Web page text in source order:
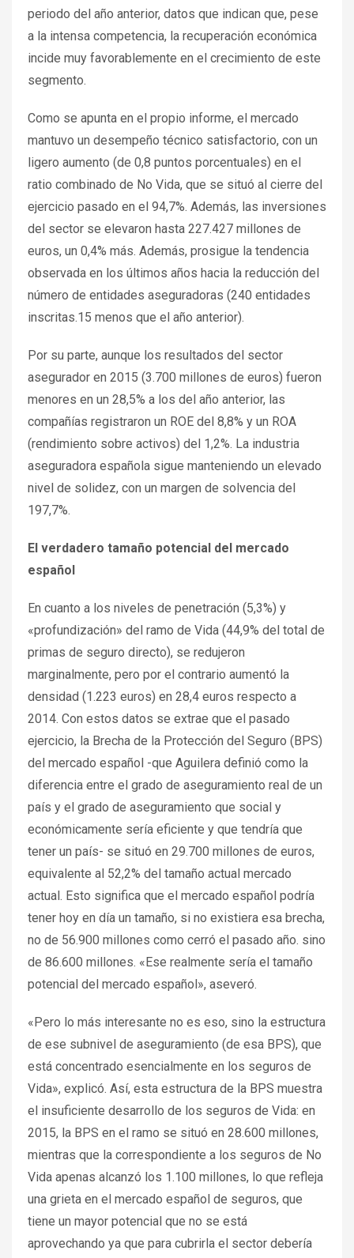
periodo del año anterior, datos que indican que, pese
a la intensa competencia, la recuperación económica
incide muy favorablemente en el crecimiento de este
segmento.
Como se apunta en el propio informe, el mercado
mantuvo un desempeño técnico satisfactorio, con un
ligero aumento (de 0,8 puntos porcentuales) en el
ratio combinado de No Vida, que se situó al cierre del
ejercicio pasado en el 94,7%. Además, las inversiones
del sector se elevaron hasta 227.427 millones de
euros, un 0,4% más. Además, prosigue la tendencia
observada en los últimos años hacia la reducción del
número de entidades aseguradoras (240 entidades
inscritas.15 menos que el año anterior).
Por su parte, aunque los resultados del sector
asegurador en 2015 (3.700 millones de euros) fueron
menores en un 28,5% a los del año anterior, las
compañías registraron un ROE del 8,8% y un ROA
(rendimiento sobre activos) del 1,2%. La industria
aseguradora española sigue manteniendo un elevado
nivel de solidez, con un margen de solvencia del
197,7%.
El verdadero tamaño potencial del mercado
español
En cuanto a los niveles de penetración (5,3%) y
«profundización» del ramo de Vida (44,9% del total de
primas de seguro directo), se redujeron
marginalmente, pero por el contrario aumentó la
densidad (1.223 euros) en 28,4 euros respecto a
2014. Con estos datos se extrae que el pasado
ejercicio, la Brecha de la Protección del Seguro (BPS)
del mercado español -que Aguilera definió como la
diferencia entre el grado de aseguramiento real de un
país y el grado de aseguramiento que social y
económicamente sería eficiente y que tendría que
tener un país- se situó en 29.700 millones de euros,
equivalente al 52,2% del tamaño actual mercado
actual. Esto significa que el mercado español podría
tener hoy en día un tamaño, si no existiera esa brecha,
no de 56.900 millones como cerró el pasado año. sino
de 86.600 millones. «Ese realmente sería el tamaño
potencial del mercado español», aseveró.
«Pero lo más interesante no es eso, sino la estructura
de ese subnivel de aseguramiento (de esa BPS), que
está concentrado esencialmente en los seguros de
Vida», explicó. Así, esta estructura de la BPS muestra
el insuficiente desarrollo de los seguros de Vida: en
2015, la BPS en el ramo se situó en 28.600 millones,
mientras que la correspondiente a los seguros de No
Vida apenas alcanzó los 1.100 millones, lo que refleja
una grieta en el mercado español de seguros, que
tiene un mayor potencial que no se está
aprovechando ya que para cubrirla el sector debería